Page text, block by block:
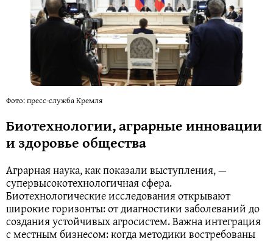
Фото: пресс-служба Кремля
Биотехнологии, аграрные инновации
и здоровье общества
Аграрная наука, как показали выступления, —
супервысокотехнологичная сфера.
Биотехнологические исследования открывают
широкие горизонты: от диагностики заболеваний до
создания устойчивых агросистем. Важна интеграция
с местным бизнесом: когда методики востребованы